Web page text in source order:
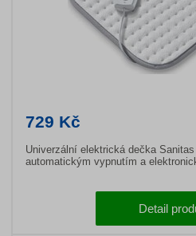
729 Kč
Univerzální elektrická dečka
automatickým vypnutím a
Detail